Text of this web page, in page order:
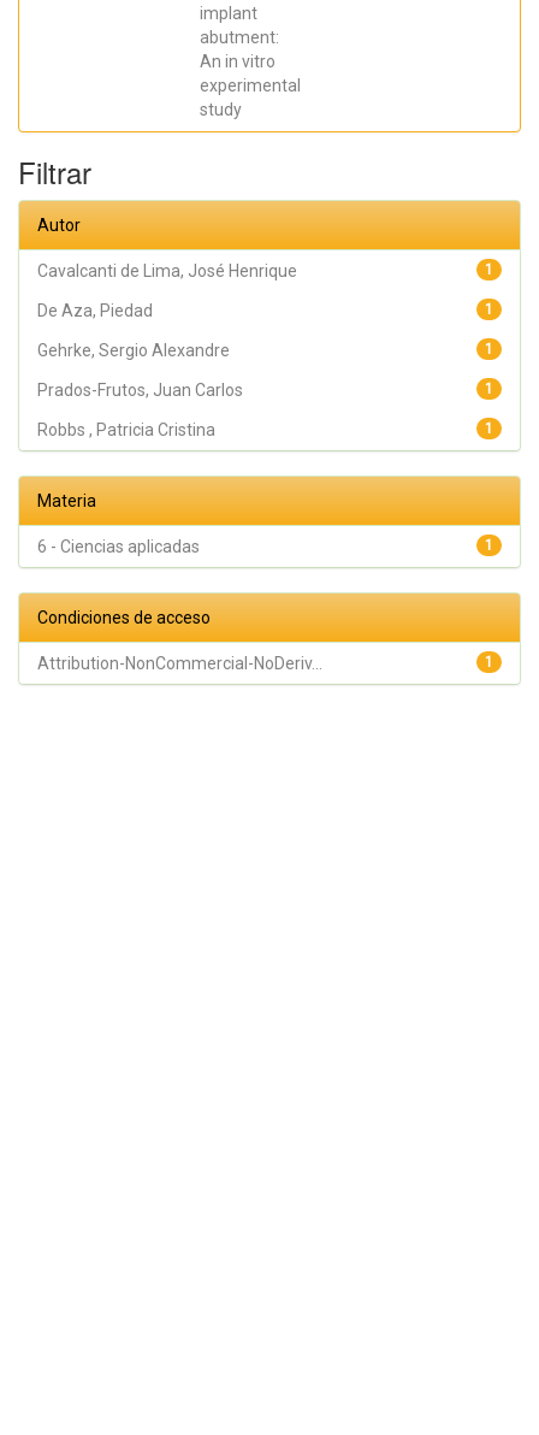
implant
abutment:
An in vitro
experimental
study
Filtrar
Autor
1
Cavalcanti de Lima, José Henrique
1
De Aza, Piedad
1
Gehrke, Sergio Alexandre
1
Prados-Frutos, Juan Carlos
1
Robbs , Patricia Cristina
Materia
1
6 - Ciencias aplicadas
Condiciones de acceso
1
Attribution-NonCommercial-NoDeriv...